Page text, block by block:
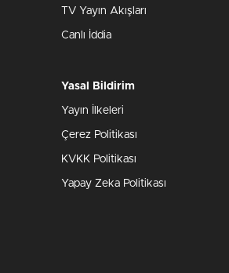
TV Yayın Akışları
Canlı İddia
Yasal Bildirim
Yayın İlkeleri
Çerez Politikası
KVKK Politikası
Yapay Zeka Politikası